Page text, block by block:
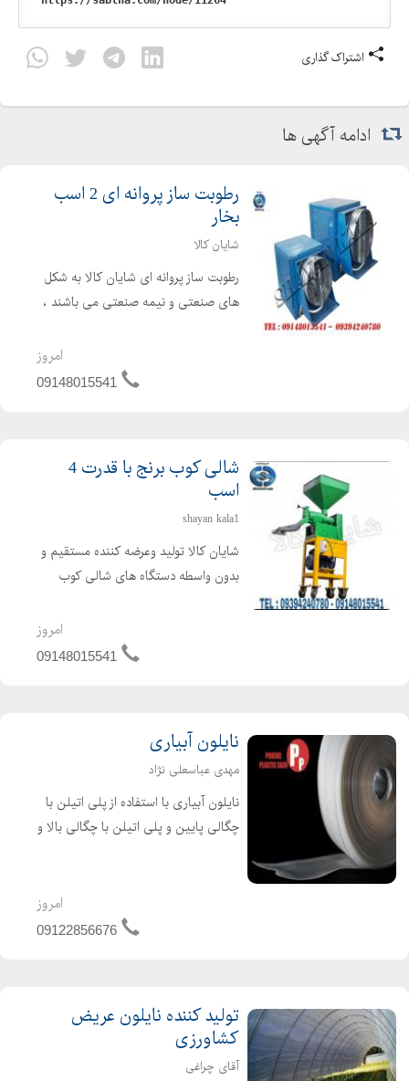
اشتراک گذاری
ادامه آگهی ها
رطوبت ساز پروانه ای 2 اسب
بخار
شایان کالا
رطوبت ساز پروانه ای شایان کالا به شکل
های صنعتی و نیمه صنعتی می باشند ،
سالن های پرورش قارچ ، مرغ داری ،
گلخانه ای وسایر سالن هایی را که رطوبت
امروز
09148015541
شالی کوب برنج با قدرت 4
اسب
shayan kala1
شایان کالا تولید وعرضه کننده مستقیم و
بدون واسطه دستگاه های شالی کوب
کارگاهی برنج و دستگاه شالی کوب سیار
با بهترین کیفیت و کمترین افت محصول.
امروز
09148015541
نایلون آبیاری
مهدی عباسعلی نژاد
نایلون آبیاری با استفاده از پلی اتیلن با
چگالی پایین و پلی اتیلن با چگالی بالا و
بازیافت می باشند و تهدیدی برای محیط
امروز
09122856676
تولید کننده نایلون عریض
کشاورزی
آقای چراغی